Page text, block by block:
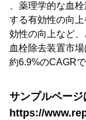
、薬理学的な血
する有効性の向
効性の向上など
血栓除去装置市
約6.9%のCAGR
サンプルページ
https://